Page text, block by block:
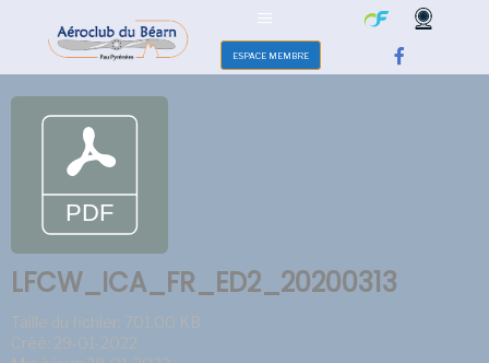
ESPACE MEMBRE
LFCW_ICA_FR_ED2_20200313
Taille du fichier: 701.00 KB
Créé: 29-01-2022